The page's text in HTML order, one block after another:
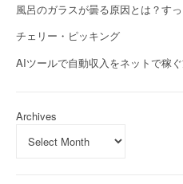
風呂のガラスが曇る原因とは？す
チェリー・ピッキング
AIツールで自動収入をネットで稼
Archives